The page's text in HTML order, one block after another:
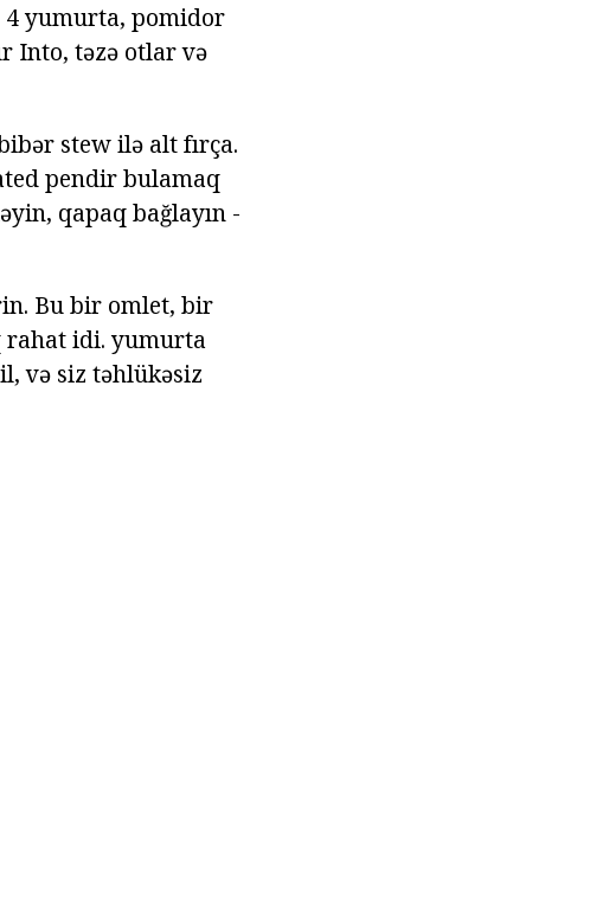
4 yumurta, pomidor
Into, təzə otlar və
stew ilə alt fırça.
pendir bulamaq
qapaq bağlayın -
Bu bir omlet, bir
rahat idi. yumurta
və siz təhlükəsiz